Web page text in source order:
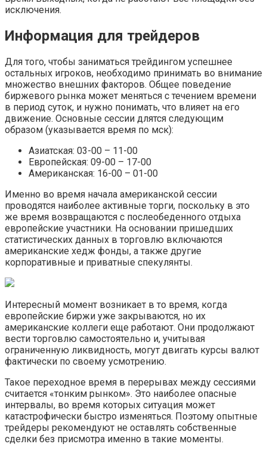
исключения.
Информация для трейдеров
Для того, чтобы заниматься трейдингом успешнее
остальных игроков, необходимо принимать во внимание
множество внешних факторов. Общее поведение
биржевого рынка может меняться с течением времени
в период суток, и нужно понимать, что влияет на его
движение. Основные сессии длятся следующим
образом (указывается время по мск):
Азиатская: 03-00 – 11-00
Европейская: 09-00 – 17-00
Американская: 16-00 – 01-00
Именно во время начала американской сессии
проводятся наиболее активные торги, поскольку в это
же время возвращаются с послеобеденного отдыха
европейские участники. На основании пришедших
статистических данных в торговлю включаются
американские хедж фонды, а также другие
корпоративные и приватные спекулянты.
Интересный момент возникает в то время, когда
европейские биржи уже закрываются, но их
американские коллеги еще работают. Они продолжают
вести торговлю самостоятельно и, учитывая
ограниченную ликвидность, могут двигать курсы валют
фактически по своему усмотрению.
Такое переходное время в перерывах между сессиями
считается «тонким рынком». Это наиболее опасные
интервалы, во время которых ситуация может
катастрофически быстро изменяться. Поэтому опытные
трейдеры рекомендуют не оставлять собственные
сделки без присмотра именно в такие моменты.